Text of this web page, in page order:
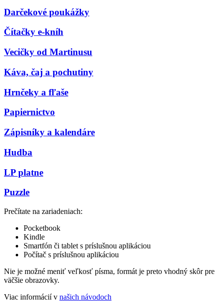
Darčekové poukážky
Čítačky e-kníh
Vecičky od Martinusu
Káva, čaj a pochutiny
Hrnčeky a fľaše
Papiernictvo
Zápisníky a kalendáre
Hudba
LP platne
Puzzle
Prečítate na zariadeniach:
Pocketbook
Kindle
Smartfón či tablet s príslušnou aplikáciou
Počítač s príslušnou aplikáciou
Nie je možné meniť veľkosť písma, formát je preto vhodný skôr pre
väčšie obrazovky.
Viac informácií v našich návodoch